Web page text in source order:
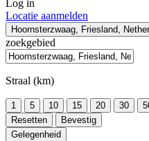
Log in
Locatie aanmelden
Hoornsterzwaag, Friesland,
zoekgebied
Straal (km)
1 5 10 15 20 30
Resetten
Bevestig
Gelegenheid